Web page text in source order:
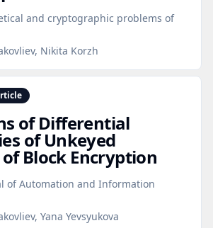
and cryptographic problems of
Nikita Korzh
of Differential
of Unkeyed
of Block Encryption
of Automation and Information
Yana Yevsyukova